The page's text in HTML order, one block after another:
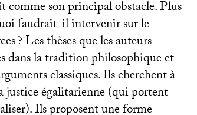
comme son principal obstacle. Plus
faudrait-il intervenir sur le
? Les thèses que les auteurs
dans la tradition philosophique et
classiques. Ils cherchent à
justice égalitarienne (qui portent